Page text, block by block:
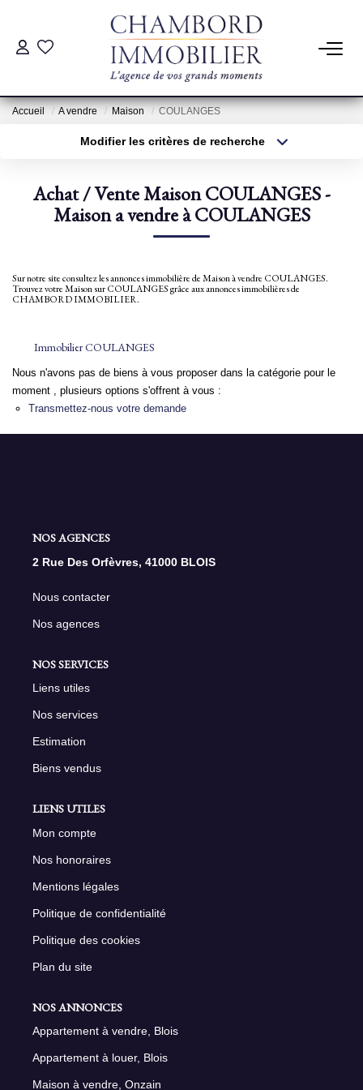
ACHAT
Pré-Estimation
NOS AGENCES
Accueil A vendre Maison COULANGES
Modifier les critères de recherche
Sélectionnez...
Type de bien
Surface min
Créer une alerte
Achat / Vente Maison COULANGES -
Maison a vendre à COULANGES
Sur notre site consultez les annonces immobilière de Maison à vendre COULANGES.
Trouvez votre Maison sur COULANGES grâce aux annonces immobilières de
CHAMBORD IMMOBILIER.
Immobilier COULANGES
Nous n'avons pas de biens à vous proposer dans la catégorie pour le
moment , plusieurs options s'offrent à vous :
Transmettez-nous votre demande
NOS AGENCES
2 Rue Des Orfèvres, 41000 BLOIS
Nous contacter
Nos agences
NOS SERVICES
Liens utiles
Nos services
Estimation
Biens vendus
LIENS UTILES
Mon compte
Nos honoraires
Mentions légales
Politique de confidentialité
Politique des cookies
Plan du site
NOS ANNONCES
Appartement à vendre, Blois
Appartement à louer, Blois
Maison à vendre, Onzain